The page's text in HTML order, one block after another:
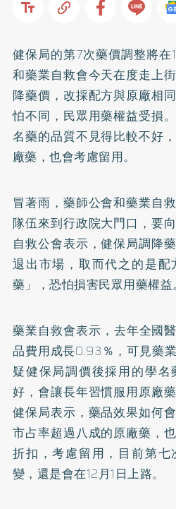
健保局的第7次藥價調整將在
和藥業自救會今天在度走上
降藥價，改採配方與原廠相
怕不同，民眾用藥權益受損
名藥的品質不見得比較不好
廠藥，也會考慮留用。
冒著雨，藥師公會和藥業自
隊伍來到行政院大門口，要
自救公會表示，健保局調降
退出市場，取而代之的是
藥」，恐怕損害民眾用藥權益。
藥業自救會表示，去年全國
品費用成長0.93％，可見藥
疑健保局調價後採用的學
好，會讓長年習慣服用原廠
健保局表示，藥品效果如何
市占率超過八成的原廠藥，
折扣，考慮留用，目前第
變，還是會在12月1日上路。